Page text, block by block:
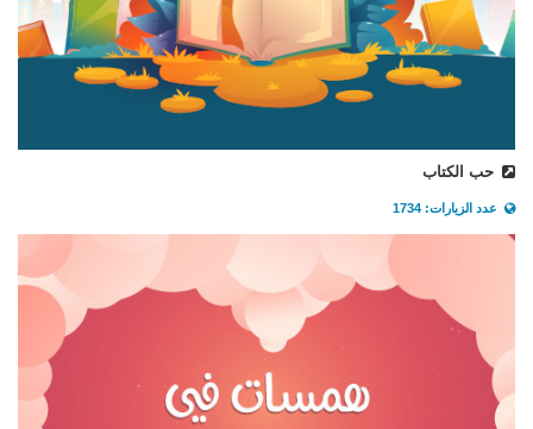
حب الكتاب
عدد الزيارات: 1734